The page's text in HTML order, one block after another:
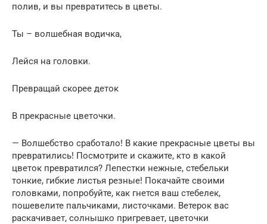
полив, и вы превратитесь в цветы.
Ты – волшебная водичка,
Лейся на головки.
Превращай скорее деток
В прекрасные цветочки.
— Волшебство сработало! В какие прекрасные цветы вы
превратились! Посмотрите и скажите, кто в какой
цветок превратился? Лепестки нежные, стебельки
тонкие, гибкие листья резные! Покачайте своими
головками, попробуйте, как гнется ваш стебелек,
пошевелите пальчиками, листочками. Ветерок вас
раскачивает, солнышко пригревает, цветочки